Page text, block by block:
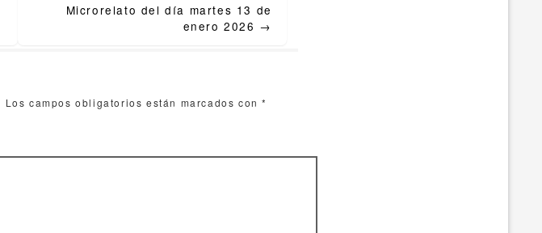
Microrelato del día martes 13 de
enero 2026 →
Los campos obligatorios están marcados con*